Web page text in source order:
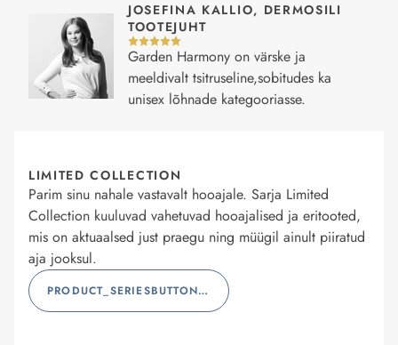
JOSEFINA KALLIO, DERMOSILI
TOOTEJUHT
Garden Harmony on värske ja
meeldivalt tsitruseline,sobitudes ka
unisex lõhnade kategooriasse.
LIMITED COLLECTION
Parim sinu nahale vastavalt hooajale. Sarja Limited
Collection kuuluvad vahetuvad hooajalised ja eritooted,
mis on aktuaalsed just praegu ning müügil ainult piiratud
aja jooksul.
PRODUCT_SERIESBUTTONLABEL